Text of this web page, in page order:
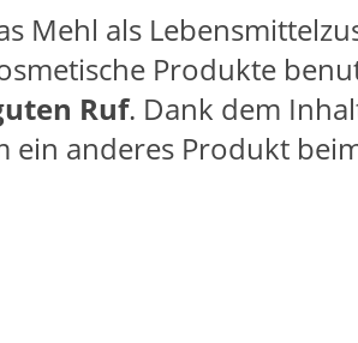
Mehl als
Produkte
Ruf. Dank dem
ein anderes Produkt